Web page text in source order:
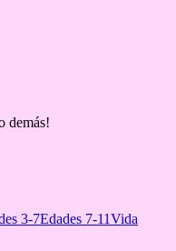
demás!
3-7Edades 7-11Vida